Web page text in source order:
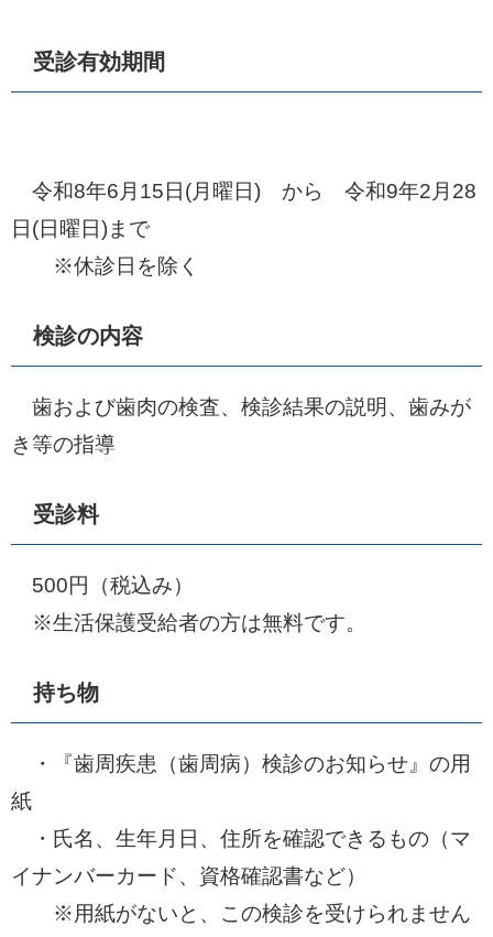
受診有効期間
令和8年6月15日(月曜日) から 令和9年2月28
日(日曜日)まで
※休診日を除く
検診の内容
歯および歯肉の検査、検診結果の説明、歯みが
き等の指導
受診料
500円（税込み）
※生活保護受給者の方は無料です。
持ち物
・『歯周疾患（歯周病）検診のお知らせ』の用
紙
・氏名、生年月日、住所を確認できるもの（マ
イナンバーカード、資格確認書など）
※用紙がないと、この検診を受けられません